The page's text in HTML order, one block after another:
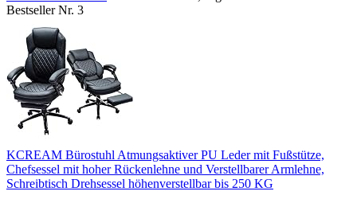
Bestseller Nr. 3
KCREAM Bürostuhl Atmungsaktiver PU Leder mit Fußstütze,
Chefsessel mit hoher Rückenlehne und Verstellbarer Armlehne,
Schreibtisch Drehsessel höhenverstellbar bis 250 KG